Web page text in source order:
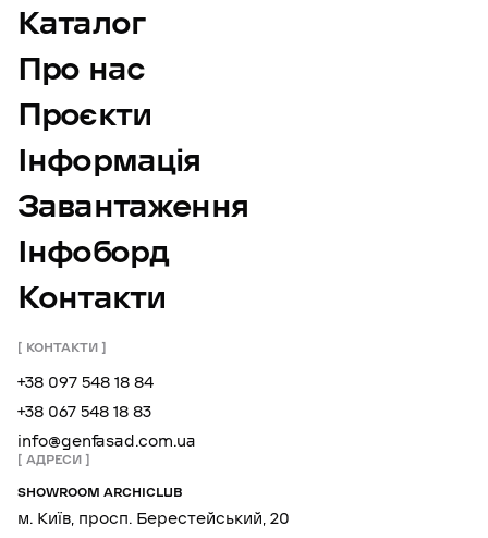
Каталог
Про нас
Проєкти
Інформація
Завантаження
Інфоборд
Контакти
КОНТАКТИ
+38 097 548 18 84
+38 067 548 18 83
info@genfasad.com.ua
АДРЕСИ
SHOWROOM ARCHICLUB
м. Київ, просп. Берестейський, 20